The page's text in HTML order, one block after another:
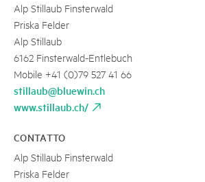
Alp Stillaub Finsterwald
Priska Felder
Alp Stillaub
6162 Finsterwald-Entlebuch
Mobile +41 (0)79 527 41 66
stillaub@bluewin.ch
www.stillaub.ch/
CONTATTO
Alp Stillaub Finsterwald
Priska Felder